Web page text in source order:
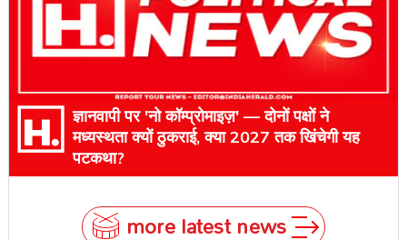
ज्ञानवापी पर 'नो कॉम्प्रोमाइज़' — दोनों पक्षों ने
मध्यस्थता क्यों ठुकराई, क्या 2027 तक खिंचेगी यह
पटकथा?
more latest news